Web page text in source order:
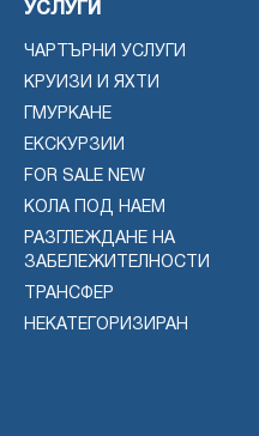
УСЛУГИ
ЧАРТЪРНИ УСЛУГИ
КРУИЗИ И ЯХТИ
ГМУРКАНЕ
ЕКСКУРЗИИ
FOR SALE NEW
КОЛА ПОД НАЕМ
РАЗГЛЕЖДАНЕ НА
ЗАБЕЛЕЖИТЕЛНОСТИ
ТРАНСФЕР
НЕКАТЕГОРИЗИРАН